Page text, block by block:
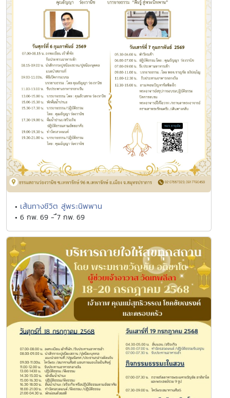
• เส้นทางชีวิต สู่พระนิพพาน
• 6 กพ. 69 - ึ7 กพ. 69